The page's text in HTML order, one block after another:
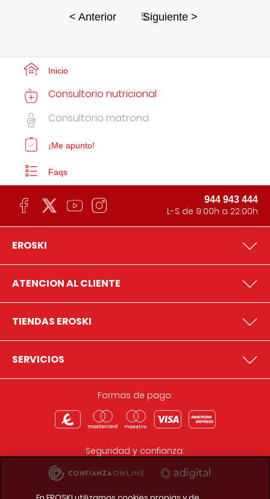
< Anterior 5
Siguiente >
Inicio
Consultorio nutricional
Consultorio matrona
¡Me apunto!
Faqs
944 943 444
L-S de 9:00h a 22:00h
EROSKI
ATENCION AL CLIENTE
TIENDAS EROSKI
SERVICIOS
Formas de pago:
Seguridad y confianza: